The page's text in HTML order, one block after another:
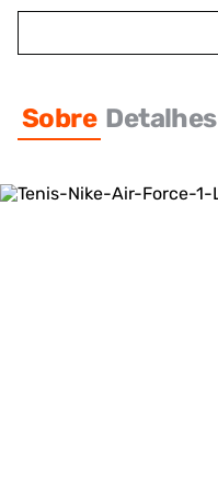
Sobre Detalhes